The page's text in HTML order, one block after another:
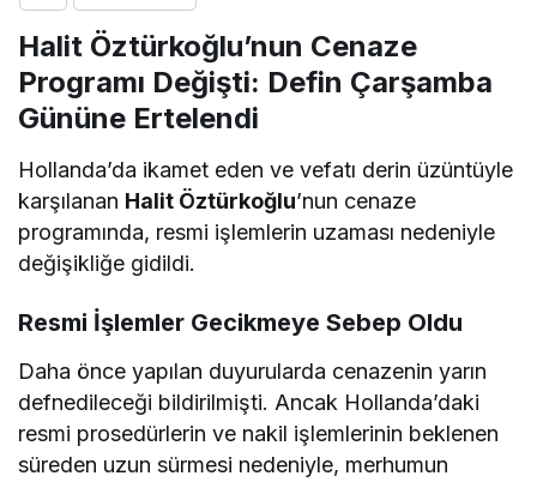
Halit Öztürkoğlu’nun Cenaze
Programı Değişti: Defin Çarşamba
Gününe Ertelendi
​Hollanda’da ikamet eden ve vefatı derin üzüntüyle
karşılanan Halit Öztürkoğlu’nun cenaze
programında, resmi işlemlerin uzaması nedeniyle
değişikliğe gidildi.
​Resmi İşlemler Gecikmeye Sebep Oldu
​Daha önce yapılan duyurularda cenazenin yarın
defnedileceği bildirilmişti. Ancak Hollanda’daki
resmi prosedürlerin ve nakil işlemlerinin beklenen
süreden uzun sürmesi nedeniyle, merhumun